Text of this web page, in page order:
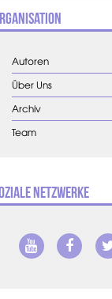
Autoren
Über Uns
Archiv
Team
Netzwerke